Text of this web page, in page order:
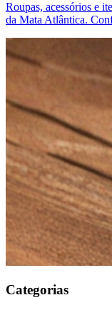
Roupas, acessórios e
da Mata Atlântica.
Categorias